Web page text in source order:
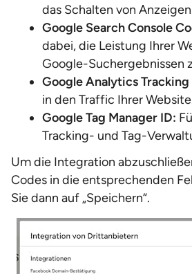
das Schalten von
Google Search Console
dabei, die Leistung Ihrer
Google-Suchergebnissen
Google Analytics Tracking
in den Traffic Ihrer
Google Tag Manager ID:
Tracking- und Tag-
Um die Integration
Codes in die entsprechenden
Sie dann auf „Speichern“.